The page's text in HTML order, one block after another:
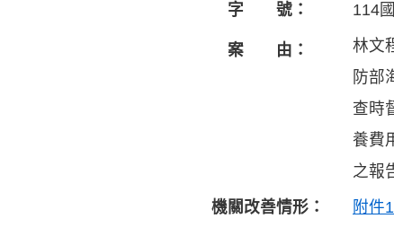
字 號： 114
案 由：
林文
防部
查時
養費
之報
機關改善情形：
附件1